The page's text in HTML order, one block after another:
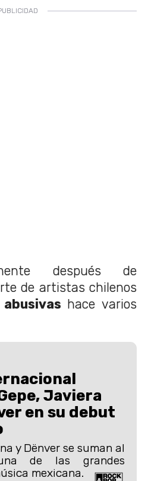
después de
de artistas chilenos
hace varios
Javiera
en su debut
y Dënver se suman al
de las grandes
mexicana.